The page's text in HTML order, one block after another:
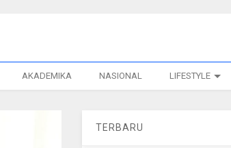
AKADEMIKA NASIONAL LIFESTYLE
TERBARU